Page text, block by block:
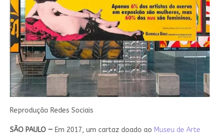
Reprodução Redes Sociais
SÃO PAULO —Em 2017, um cartaz doado ao Museu de Arte